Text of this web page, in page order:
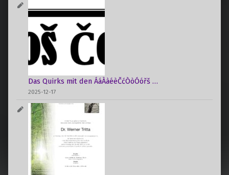
Das Quirks mit den ÁáÀàéèČćÒòÓóřš …
2025-12-17